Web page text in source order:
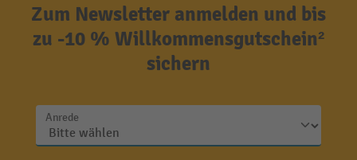
Zum Newsletter anmelden und bis
zu -10 % Willkommensgutschein²
sichern
Anrede